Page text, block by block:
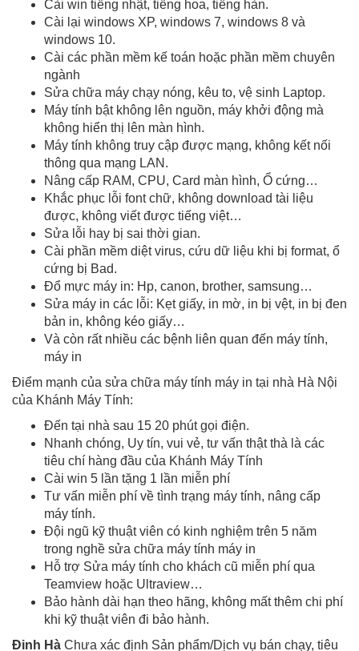
Cài win tiếng nhật, tiếng hoa, tiếng hàn.
Cài lại windows XP, windows 7, windows 8 và
windows 10.
Cài các phần mềm kế toán hoặc phần mềm chuyên
ngành
Sửa chữa máy chạy nóng, kêu to, vệ sinh Laptop.
Máy tính bật không lên nguồn, máy khởi động mà
không hiển thị lên màn hình.
Máy tính không truy cập được mạng, không kết nối
thông qua mạng LAN.
Nâng cấp RAM, CPU, Card màn hình, Ổ cứng…
Khắc phục lỗi font chữ, không download tài liệu
được, không viết được tiếng việt…
Sửa lỗi hay bị sai thời gian.
Cài phần mềm diệt virus, cứu dữ liệu khi bị format, ổ
cứng bị Bad.
Đổ mực máy in: Hp, canon, brother, samsung…
Sửa máy in các lỗi: Kẹt giấy, in mờ, in bị vệt, in bị đen
bản in, không kéo giấy…
Và còn rất nhiều các bệnh liên quan đến máy tính,
máy in
Điểm mạnh của sửa chữa máy tính máy in tại nhà Hà Nội
của Khánh Máy Tính:
Đến tại nhà sau 15 20 phút gọi điện.
Nhanh chóng, Uy tín, vui vẻ, tư vấn thật thà là các
tiêu chí hàng đầu của Khánh Máy Tính
Cài win 5 lần tặng 1 lần miễn phí
Tư vấn miễn phí về tình trạng máy tính, nâng cấp
máy tính.
Đội ngũ kỹ thuật viên có kinh nghiệm trên 5 năm
trong nghề sửa chữa máy tính máy in
Hỗ trợ Sửa máy tính cho khách cũ miễn phí qua
Teamview hoặc Ultraview…
Bảo hành dài hạn theo hãng, không mất thêm chi phí
khi kỹ thuật viên đi bảo hành.
Đinh Hà Chưa xác định Sản phẩm/Dịch vụ bán chạy, tiêu